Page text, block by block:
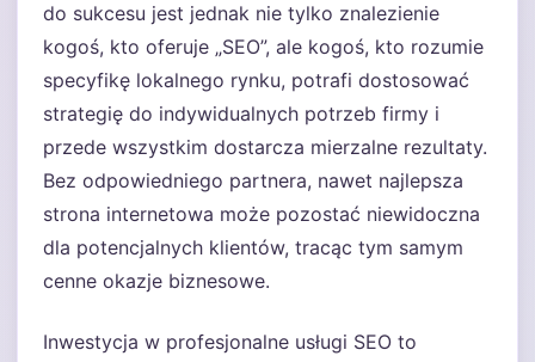
do sukcesu jest jednak nie tylko znalezienie
kogoś, kto oferuje „SEO”, ale kogoś, kto rozumie
specyfikę lokalnego rynku, potrafi dostosować
strategię do indywidualnych potrzeb firmy i
przede wszystkim dostarcza mierzalne rezultaty.
Bez odpowiedniego partnera, nawet najlepsza
strona internetowa może pozostać niewidoczna
dla potencjalnych klientów, tracąc tym samym
cenne okazje biznesowe.
Inwestycja w profesjonalne usługi SEO to